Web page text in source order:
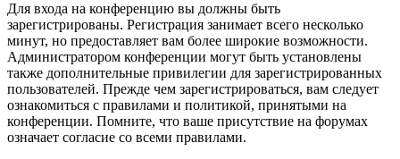
Для входа на конференцию вы должны быть
зарегистрированы. Регистрация занимает всего несколько
минут, но предоставляет вам более широкие возможности.
Администратором конференции могут быть установлены
также дополнительные привилегии для зарегистрированных
пользователей. Прежде чем зарегистрироваться, вам следует
ознакомиться с правилами и политикой, принятыми на
конференции. Помните, что ваше присутствие на форумах
означает согласие со всеми правилами.